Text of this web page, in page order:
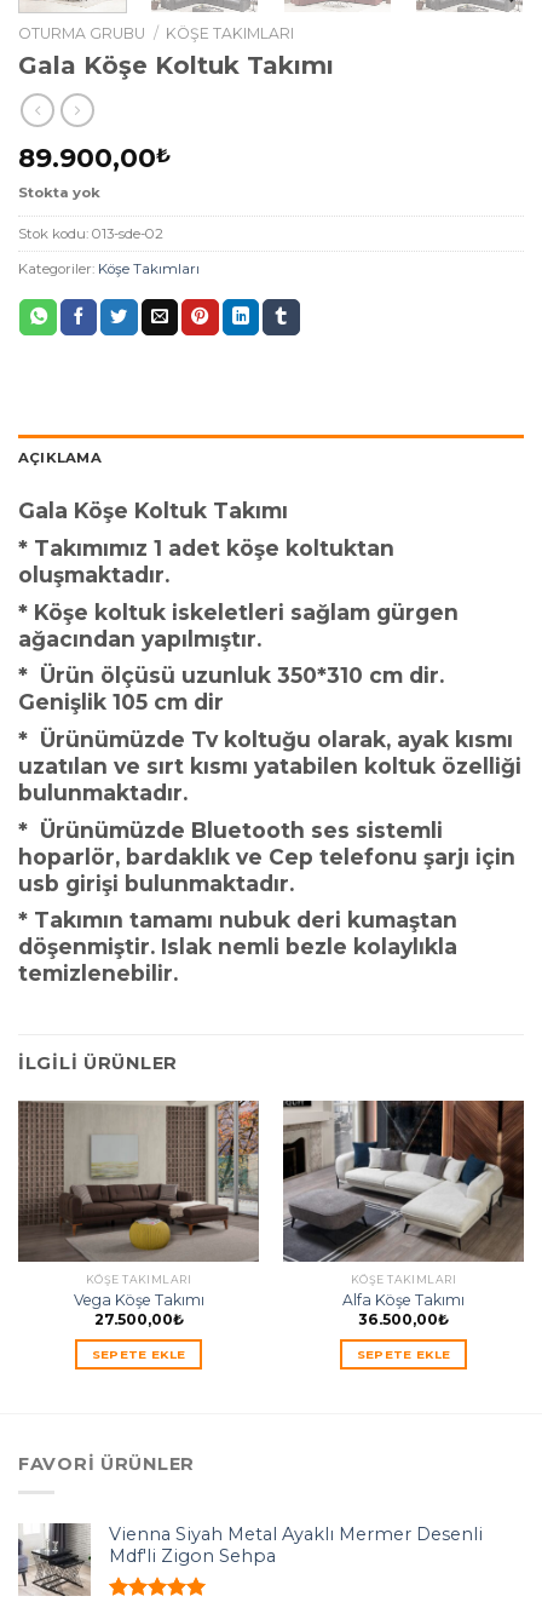
OTURMA GRUBU / KÖŞE TAKIMLARI
Gala Köşe Koltuk Takımı
89.900,00₺
Stokta yok
Stok kodu: 013-sde-02
Kategoriler: Köşe Takımları
AÇIKLAMA
Gala Köşe Koltuk Takımı
* Takımımız 1 adet köşe koltuktan
oluşmaktadır.
* Köşe koltuk iskeletleri sağlam gürgen
ağacından yapılmıştır.
* Ürün ölçüsü uzunluk 350*310 cm dir.
Genişlik 105 cm dir
* Ürünümüzde Tv koltuğu olarak, ayak kısmı
uzatılan ve sırt kısmı yatabilen koltuk özelliği
bulunmaktadır.
* Ürünümüzde Bluetooth ses sistemli
hoparlör, bardaklık ve Cep telefonu şarjı için
usb girişi bulunmaktadır.
* Takımın tamamı nubuk deri kumaştan
döşenmiştir. Islak nemli bezle kolaylıkla
temizlenebilir.
İLGILI ÜRÜNLER
KÖŞE TAKIMLARI
Vega Köşe Takımı
27.500,00₺
SEPETE EKLE
KÖŞE TAKIMLARI
Alfa Köşe Takımı
36.500,00₺
SEPETE EKLE
FAVORI ÜRÜNLER
Vienna Siyah Metal Ayaklı Mermer Desenli
Mdf'li Zigon Sehpa